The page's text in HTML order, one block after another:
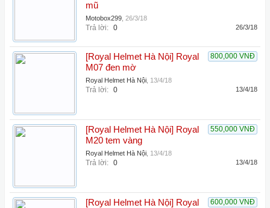
mũ
Motobox299 26/3/18
Trả lời: 0 26/3/18
800,000 VNĐ
[Royal Helmet Hà Nội] Royal
M07 đen mờ
Royal Helmet Hà Nội 13/4/18
Trả lời: 0 13/4/18
550,000 VNĐ
[Royal Helmet Hà Nội] Royal
M20 tem vàng
Royal Helmet Hà Nội 13/4/18
Trả lời: 0 13/4/18
600,000 VNĐ
[Royal Helmet Hà Nội] Royal